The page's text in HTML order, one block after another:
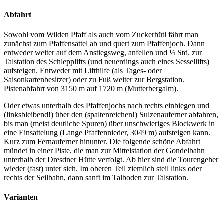
Abfahrt
Sowohl vom Wilden Pfaff als auch vom Zuckerhütl fährt man
zunächst zum Pfaffensattel ab und quert zum Pfaffenjoch. Dann
entweder weiter auf dem Anstiegsweg, anfellen und ¼ Std. zur
Talstation des Schlepplifts (und neuerdings auch eines Sessellifts)
aufsteigen. Entweder mit Lifthilfe (als Tages- oder
Saisonkartenbesitzer) oder zu Fuß weiter zur Bergstation.
Pistenabfahrt von 3150 m auf 1720 m (Mutterbergalm).
Oder etwas unterhalb des Pfaffenjochs nach rechts einbiegen und
(linksbleibend!) über den (spaltenreichen!) Sulzenauferner abfahren,
bis man (meist deutliche Spuren) über unschwieriges Blockwerk in
eine Einsattelung (Lange Pfaffennieder, 3049 m) aufsteigen kann.
Kurz zum Fernauferner hinunter. Die folgende schöne Abfahrt
mündet in einer Piste, die man zur Mittelstation der Gondelbahn
unterhalb der Dresdner Hütte verfolgt. Ab hier sind die Tourengeher
wieder (fast) unter sich. Im oberen Teil ziemlich steil links oder
rechts der Seilbahn, dann sanft im Talboden zur Talstation.
Varianten